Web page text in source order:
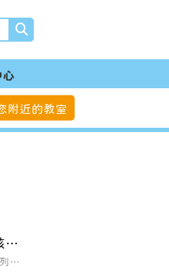
心
附近的教室
子
專